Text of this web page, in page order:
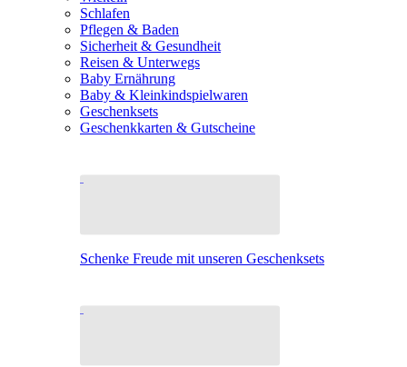
Schlafen
Pflegen & Baden
Sicherheit & Gesundheit
Reisen & Unterwegs
Baby Ernährung
Baby & Kleinkindspielwaren
Geschenksets
Geschenkkarten & Gutscheine
Schenke Freude mit unseren Geschenksets